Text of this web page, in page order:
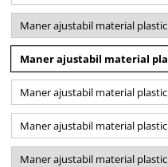
Maner ajustabil material
Maner ajustabil material
Maner ajustabil material
Maner ajustabil material
Maner ajustabil material